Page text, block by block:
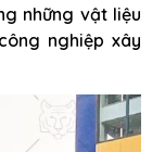
những vật liệu
nghiệp xây